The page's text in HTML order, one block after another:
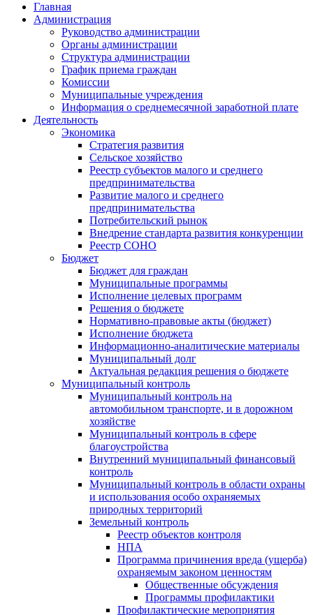
Главная
Администрация
Руководство администрации
Органы администрации
Структура администрации
График приема граждан
Комиссии
Муниципальные учреждения
Информация о среднемесячной заработной плате
Деятельность
Экономика
Стратегия развития
Сельское хозяйство
Реестр субъектов малого и среднего
предпринимательства
Развитие малого и среднего
предпринимательства
Потребительский рынок
Внедрение стандарта развития конкуренции
Реестр СОНО
Бюджет
Бюджет для граждан
Муниципальные программы
Исполнение целевых программ
Решения о бюджете
Нормативно-правовые акты (бюджет)
Исполнение бюджета
Информационно-аналитические материалы
Муниципальный долг
Актуальная редакция решения о бюджете
Муниципальный контроль
Муниципальный контроль на
автомобильном транспорте, и в дорожном
хозяйстве
Муниципальный контроль в сфере
благоустройства
Внутренний муниципальный финансовый
контроль
Муниципальный контроль в области охраны
и использования особо охраняемых
природных территорий
Земельный контроль
Реестр объектов контроля
НПА
Программа причинения вреда (ущерба)
охраняемым законом ценностям
Общественные обсуждения
Программы профилактики
Профилактические мероприятия